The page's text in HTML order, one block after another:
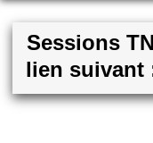
Sessions
lien suivant